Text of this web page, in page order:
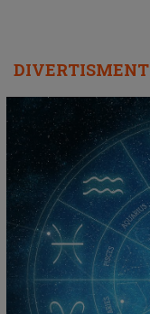
DIVERTISMENT